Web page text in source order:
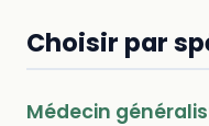
Choisir par
Médecin